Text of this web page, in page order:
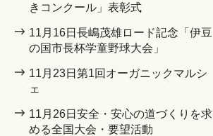
きコンクール」表彰式
11月16日長嶋茂雄ロード記念「伊豆
の国市長杯学童野球大会」
11月23日第1回オーガニックマルシ
ェ
11月26日安全・安心の道づくりを求
める全国大会・要望活動